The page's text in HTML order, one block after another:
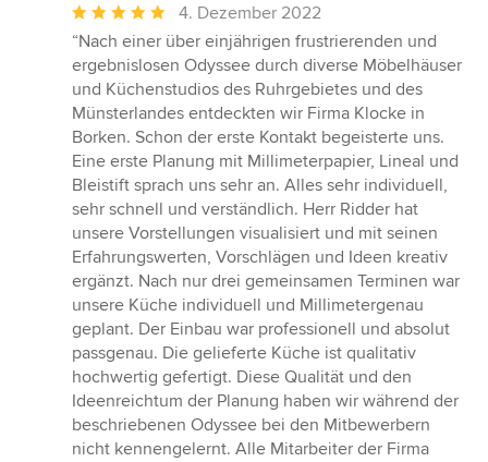
Durchschnittliche
Bewertung:
5
von
5
Sternen
4. Dezember 2022
“Nach einer über einjährigen frustrierenden und
ergebnislosen Odyssee durch diverse Möbelhäuser
und Küchenstudios des Ruhrgebietes und des
Münsterlandes entdeckten wir Firma Klocke in
Borken. Schon der erste Kontakt begeisterte uns.
Eine erste Planung mit Millimeterpapier, Lineal und
Bleistift sprach uns sehr an. Alles sehr individuell,
sehr schnell und verständlich. Herr Ridder hat
unsere Vorstellungen visualisiert und mit seinen
Erfahrungswerten, Vorschlägen und Ideen kreativ
ergänzt. Nach nur drei gemeinsamen Terminen war
unsere Küche individuell und Millimetergenau
geplant. Der Einbau war professionell und absolut
passgenau. Die gelieferte Küche ist qualitativ
hochwertig gefertigt. Diese Qualität und den
Ideenreichtum der Planung haben wir während der
beschriebenen Odyssee bei den Mitbewerbern
nicht kennengelernt. Alle Mitarbeiter der Firma